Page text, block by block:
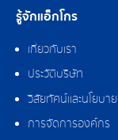
รู้จักแอ็กโกร
เกี่ยวกับเรา
ประวัติบริษัท
วิสัยทัศน์และนโยบา
การจัดการองค์กร